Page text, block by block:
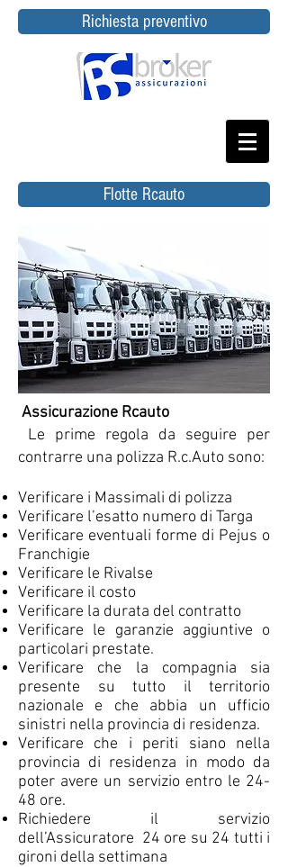
Richiesta preventivo
Flotte Rcauto
Assicurazione Rcauto
Le prime regola da seguire per
contrarre una polizza R.c.Auto sono:
Verificare i Massimali di polizza
Verificare l’esatto numero di Targa
Verificare eventuali forme di Pejus o
Franchigie
Verificare le Rivalse
Verificare il costo
Verificare la durata del contratto
Verificare le garanzie aggiuntive o
particolari prestate.
Verificare che la compagnia sia
presente su tutto il territorio
nazionale e che abbia un ufficio
sinistri nella provincia di residenza.
Verificare che i periti siano nella
provincia di residenza in modo da
poter avere un servizio entro le 24-
48 ore.
Richiedere il servizio
dell’Assicuratore 24 ore su 24 tutti i
gironi della settimana